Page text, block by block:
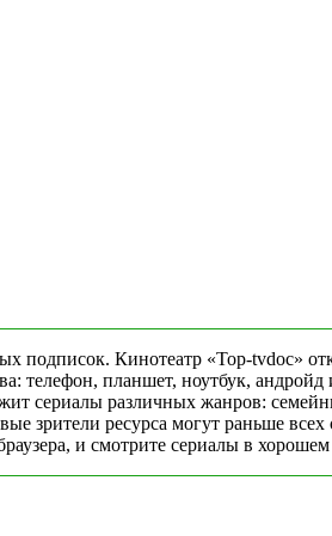
Кинотеатр «Top-tvdoc»
планшет, ноутбук,
сериалы различных жанров:
ресурса могут раньше всех
и смотрите сериалы в хорошем